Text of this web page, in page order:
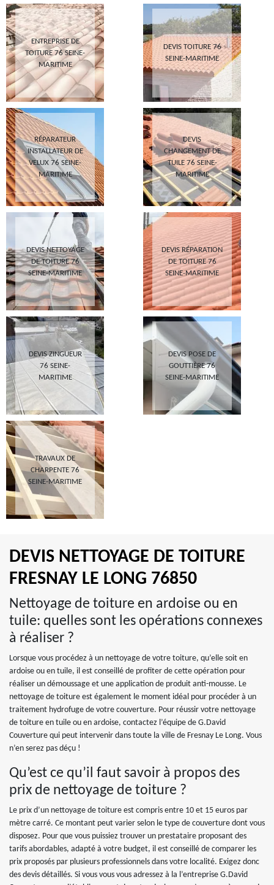
ENTREPRISE DE
TOITURE 76 SEINE-
MARITIME
DEVIS TOITURE 76
SEINE-MARITIME
RÉPARATEUR
INSTALLATEUR DE
VELUX 76 SEINE-
MARITIME
DEVIS
CHANGEMENT DE
TUILE 76 SEINE-
MARITIME
DEVIS NETTOYAGE
DE TOITURE 76
SEINE-MARITIME
DEVIS RÉPARATION
DE TOITURE 76
SEINE-MARITIME
DEVIS ZINGUEUR
76 SEINE-
MARITIME
DEVIS POSE DE
GOUTTIÈRE 76
SEINE-MARITIME
TRAVAUX DE
CHARPENTE 76
SEINE-MARITIME
DEVIS NETTOYAGE DE TOITURE
FRESNAY LE LONG 76850
Nettoyage de toiture en ardoise ou en
tuile: quelles sont les opérations connexes
à réaliser ?
Lorsque vous procédez à un nettoyage de votre toiture, qu’elle soit en
ardoise ou en tuile, il est conseillé de profiter de cette opération pour
réaliser un démoussage et une application de produit anti-mousse. Le
nettoyage de toiture est également le moment idéal pour procéder à un
traitement hydrofuge de votre couverture. Pour réussir votre nettoyage
de toiture en tuile ou en ardoise, contactez l’équipe de G.David
Couverture qui peut intervenir dans toute la ville de Fresnay Le Long. Vous
n’en serez pas déçu !
Qu’est ce qu’il faut savoir à propos des
prix de nettoyage de toiture ?
Le prix d’un nettoyage de toiture est compris entre 10 et 15 euros par
mètre carré. Ce montant peut varier selon le type de couverture dont vous
disposez. Pour que vous puissiez trouver un prestataire proposant des
tarifs abordables, adapté à votre budget, il est conseillé de comparer les
prix proposés par plusieurs professionnels dans votre localité. Exigez donc
des devis détaillés. Si vous vous vous adressez à la l’entreprise G.David